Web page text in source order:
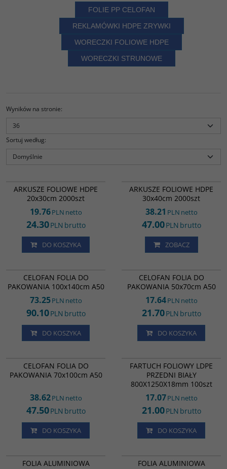
FOLIE PP CELOFAN
REKLAMÓWKI HDPE ZRYWKI
WORECZKI FOLIOWE HDPE
WORECZKI STRUNOWE
Wyników na stronie:
Sortuj według:
ARKUSZE FOLIOWE HDPE
20x30cm 2000szt
19.76PLN netto
24.30PLN brutto
DO KOSZYKA
A2000
ARKUSZE FOLIOWE HDPE
30x40cm 2000szt
38.21 PLN netto
47.00PLN brutto
ZOBACZ
100x140cm A50
CELOFAN FOLIA DO
PAKOWANIA 100x140cm A50
73.25PLN netto
90.10PLN brutto
DO KOSZYKA
50x70cm A50
CELOFAN FOLIA DO
PAKOWANIA 50x70cm A50
17.64PLN netto
21.70PLN brutto
DO KOSZYKA
CELOFAN FOLIA DO
PAKOWANIA 70x100cm A50
38.62PLN netto
47.50PLN brutto
DO KOSZYKA
FARTUCH FOLIOWY LDPE
PRZEDNI BIAŁY
800X1250X18mm 100szt
17.07PLN netto
21.00PLN brutto
DO KOSZYKA
FOLIA ALUMINIOWA
FOLIA ALUMINIOWA